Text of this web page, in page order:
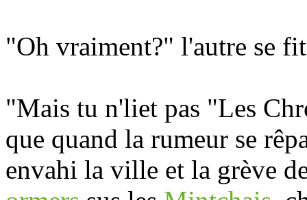
"Oh vraiment?" l'autre se
"Mais tu n'liet pas "Les
que quand la rumeur se
envahi la ville et la grève